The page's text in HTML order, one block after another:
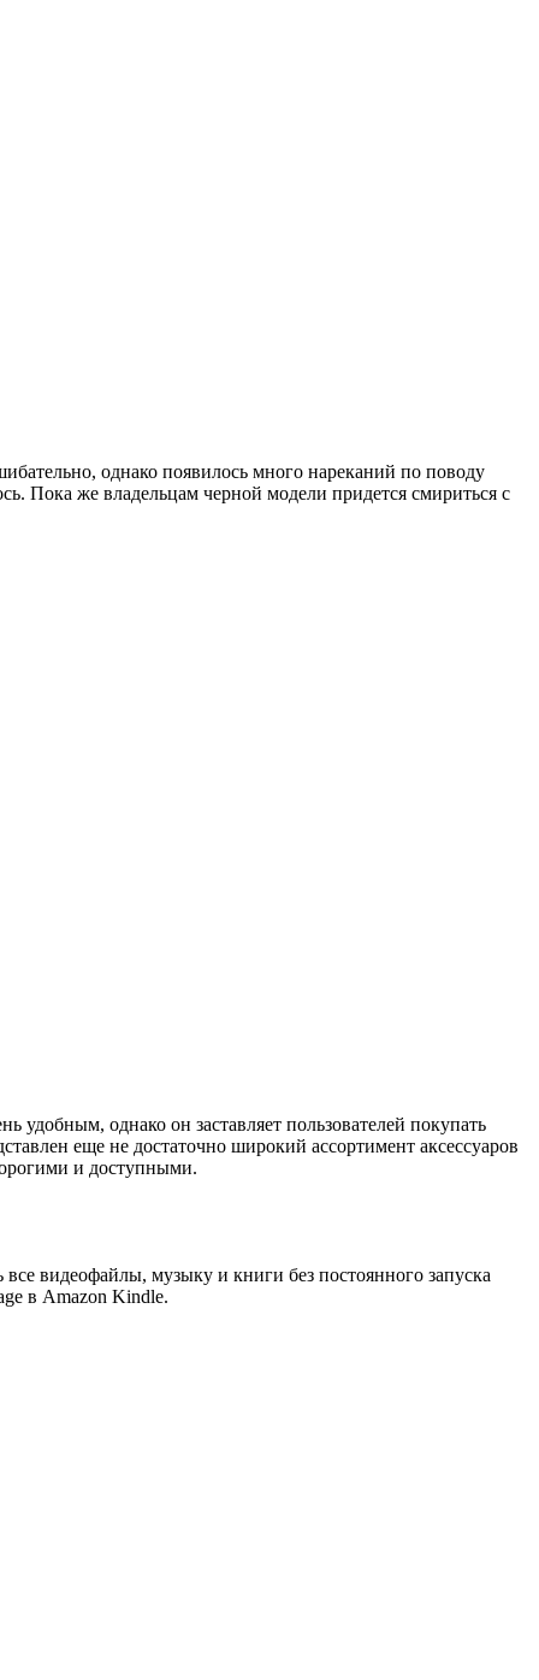
однако появилось много нареканий по поводу
Пока же владельцам черной модели придется смириться с
удобным, однако он заставляет пользователей покупать
еще не достаточно широкий ассортимент аксессуаров
и доступными.
видеофайлы, музыку и книги без постоянного запуска
в Amazon Kindle.